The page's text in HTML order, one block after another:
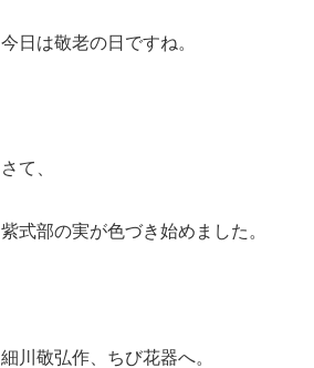
今日は敬老の日ですね。
さて、
紫式部の実が色づき始めました。
細川敬弘作、ちび花器へ。